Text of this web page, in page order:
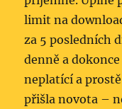
limit na
za 5 posledních
denně a
neplatící a
přišla novota –